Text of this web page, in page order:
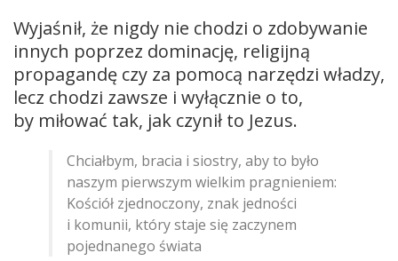
Wyjaśnił, że nigdy nie chodzi o zdobywanie
innych poprzez dominację, religijną
propagandę czy za pomocą narzędzi władzy,
lecz chodzi zawsze i wyłącznie o to,
by miłować tak, jak czynił to Jezus.
Chciałbym, bracia i siostry, aby to było
naszym pierwszym wielkim pragnieniem:
Kościół zjednoczony, znak jedności
i komunii, który staje się zaczynem
pojednanego świata